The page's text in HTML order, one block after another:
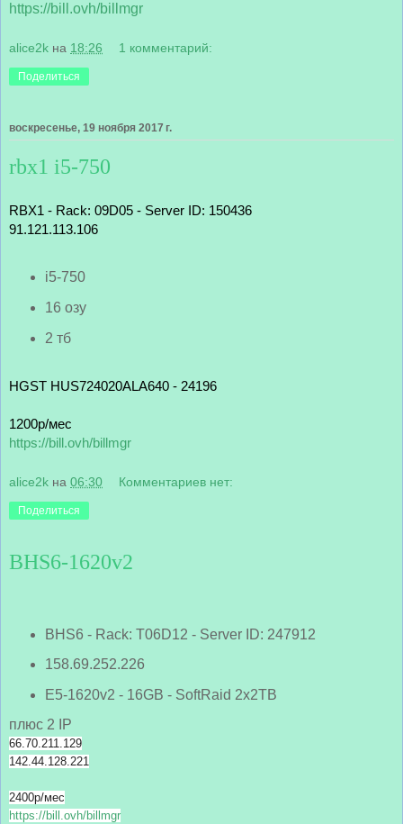
https://bill.ovh/billmgr
alice2k на 18:26 1 комментарий:
Поделиться
воскресенье, 19 ноября 2017 г.
rbx1 i5-750
RBX1 - Rack: 09D05 - Server ID: 150436
91.121.113.106
i5-750
16 озу
2 тб
HGST HUS724020ALA640 - 24196
1200р/мес
https://bill.ovh/billmgr
alice2k на 06:30 Комментариев нет:
Поделиться
BHS6-1620v2
BHS6 - Rack: T06D12 - Server ID: 247912
158.69.252.226
E5-1620v2 - 16GB - SoftRaid 2x2TB
плюс 2 IP
66.70.211.129
142.44.128.221
2400р/мес
https://bill.ovh/billmgr